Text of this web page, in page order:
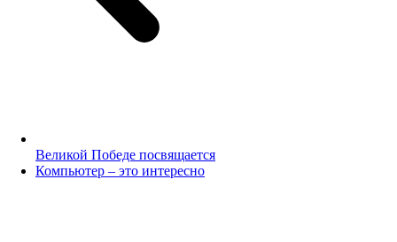
Великой Победе посвящается
Компьютер – это интересно